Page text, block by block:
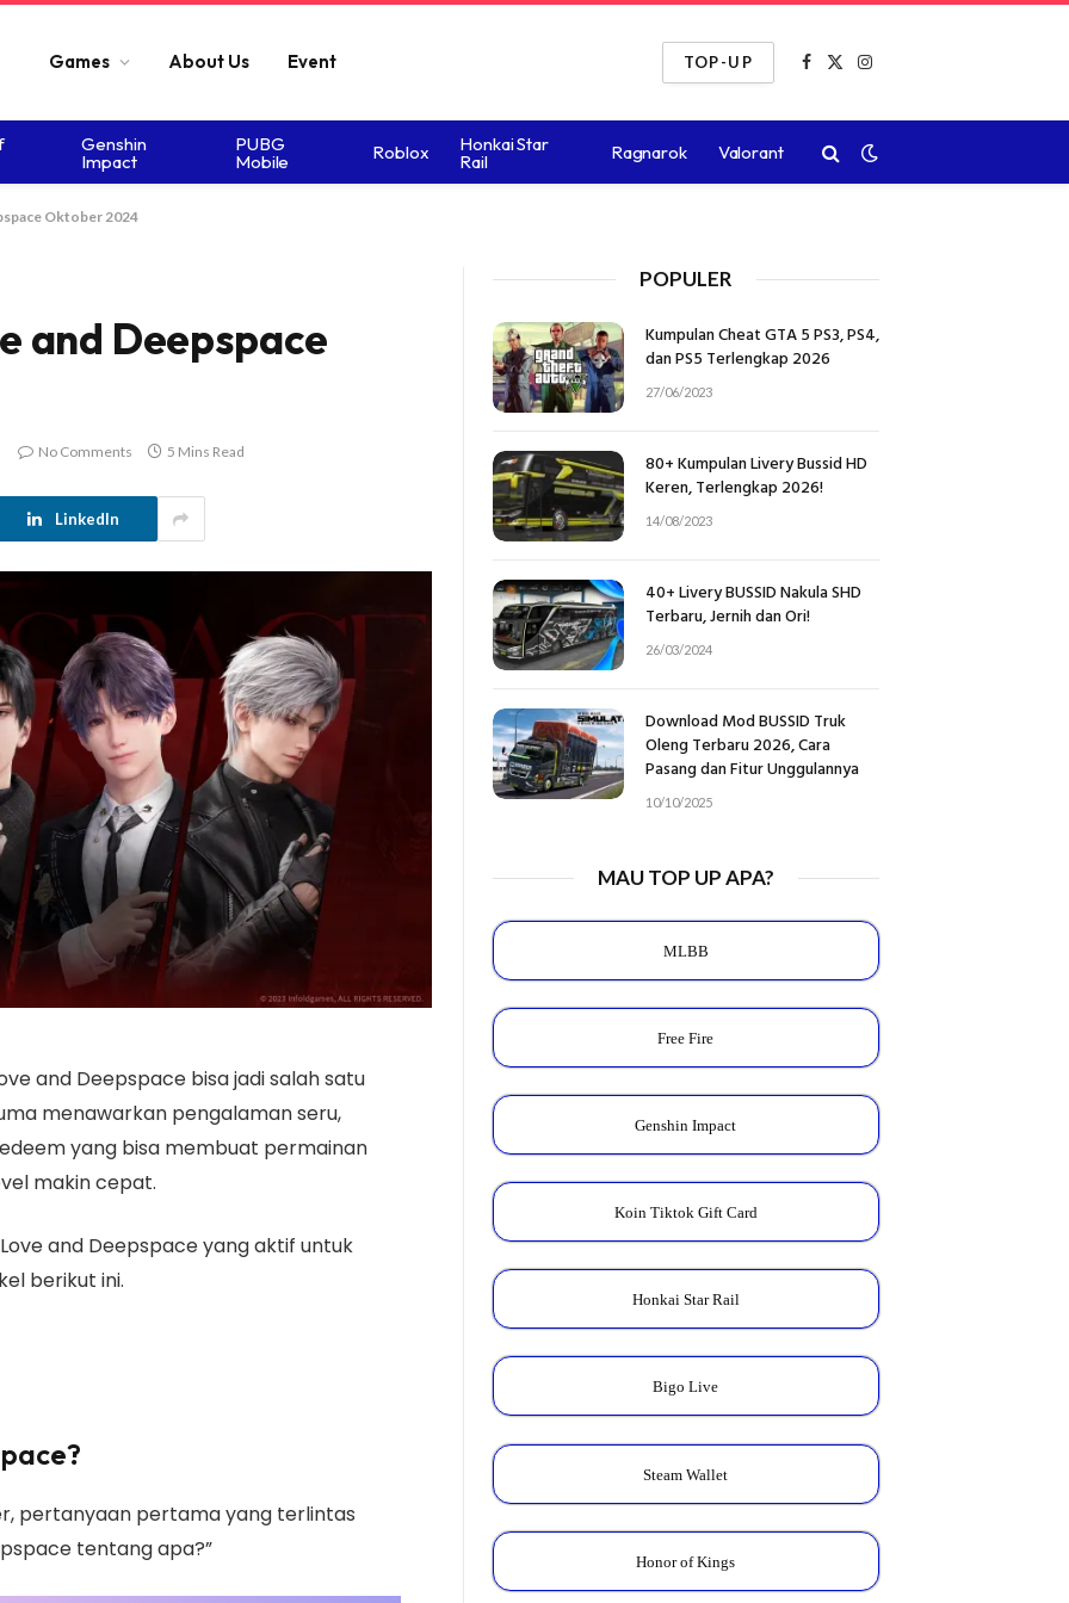
Games About Us Event TOP-UP
Facebook
X
Instagram
Genshin
Impact
PUBG
Mobile Roblox Honkai Star
Rail Ragnarok Valorant
Oktober 2024
and Deepspace
No Comments 5 Mins Read
LinkedIn
and Deepspace bisa jadi salah satu
menawarkan pengalaman seru,
yang bisa membuat permainan
makin cepat.
and Deepspace yang aktif untuk
berikut ini.
pertanyaan pertama yang terlintas
tentang apa?”
POPULER
Kumpulan Cheat GTA 5 PS3, PS4,
dan PS5 Terlengkap 2026
27/06/2023
80+ Kumpulan Livery Bussid HD
Keren, Terlengkap 2026!
14/08/2023
40+ Livery BUSSID Nakula SHD
Terbaru, Jernih dan Ori!
26/03/2024
Download Mod BUSSID Truk
Oleng Terbaru 2026, Cara
Pasang dan Fitur Unggulannya
10/10/2025
MAU TOP UP APA?
MLBB
Free Fire
Genshin Impact
Koin Tiktok Gift Card
Honkai Star Rail
Bigo Live
Steam Wallet
Honor of Kings